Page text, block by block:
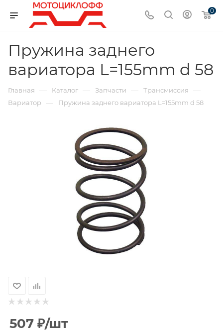
0
Пружина заднего
вариатора L=155mm d 58
Главная — Каталог — Запчасти — Трансмиссия —
Вариатор — Пружина заднего вариатора L=155mm d 58
507 ₽/шт